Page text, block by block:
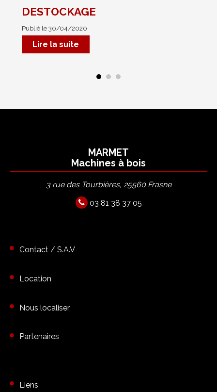
DESTOCKAGE
Publié le 30/04/2020
Lire la suite
MARMET
Machines à bois
3 rue des Tourbières, 25560 Frasne
03 81 38 37 05
Contact / S.A.V
Location
Nous localiser
Partenaires
Liens